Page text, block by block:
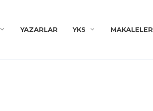
YAZARLAR YKS MAKALELER